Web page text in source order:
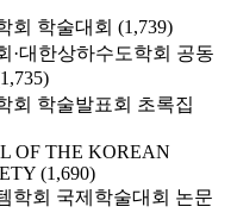
회 학술대회 (1,739)
·대한상하수도학회 공동
회 학술발표회 초록집
OF THE KOREAN
(1,690)
학회 국제학술대회 논문